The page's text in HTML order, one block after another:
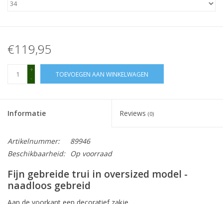
€119,95
+
-
TOEVOEGEN AAN WINKELWAGEN
Informatie Reviews (0)
Artikelnummer:
89946
Beschikbaarheid:
Op voorraad
Fijn gebreide trui in oversized model -
naadloos gebreid
Aan de voorkant een decoratief zakje.